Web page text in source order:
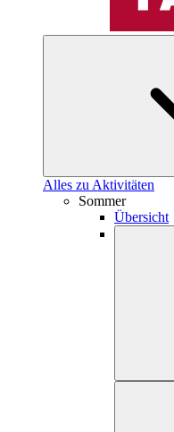
Alles zu Aktivitäten
Sommer
Übersicht